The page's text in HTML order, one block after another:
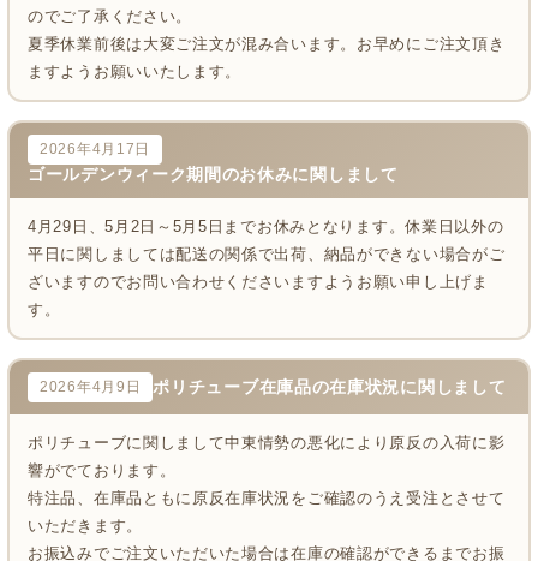
のでご了承ください。
夏季休業前後は大変ご注文が混み合います。お早めにご注文頂き
ますようお願いいたします。
2026年4月17日
ゴールデンウィーク期間のお休みに関しまして
4月29日、5月2日～5月5日までお休みとなります。休業日以外の
平日に関しましては配送の関係で出荷、納品ができない場合がご
ざいますのでお問い合わせくださいますようお願い申し上げま
す。
2026年4月9日 ポリチューブ在庫品の在庫状況に関しまして
ポリチューブに関しまして中東情勢の悪化により原反の入荷に影
響がでております。
特注品、在庫品ともに原反在庫状況をご確認のうえ受注とさせて
いただきます。
お振込みでご注文いただいた場合は在庫の確認ができるまでお振